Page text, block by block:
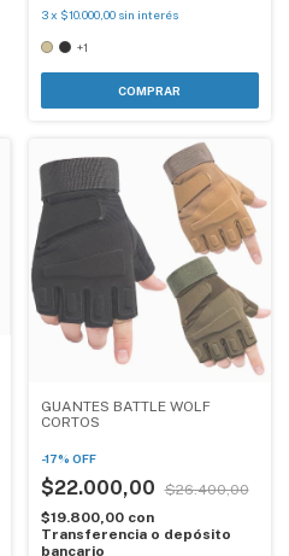
3 x $10.000,00 sin interés
+1
COMPRAR
GUANTES BATTLE WOLF
CORTOS
-17% OFF
$22.000,00
$26.400,00
$19.800,00 con
Transferencia o depósito
bancario